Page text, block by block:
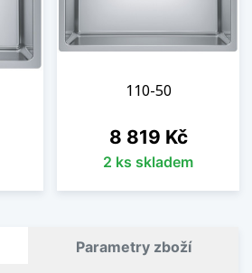
110-50
Cena
8 819 Kč
2 ks skladem
Parametry zboží